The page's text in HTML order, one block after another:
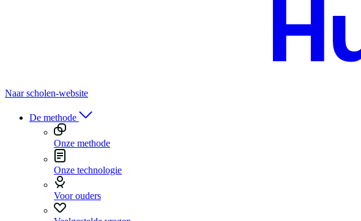
Naar scholen-website
De methode
Onze methode
Onze technologie
Voor ouders